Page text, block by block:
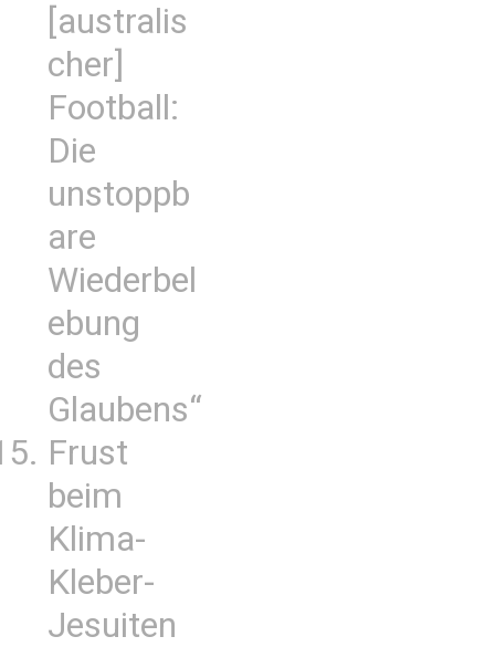
[australis
cher]
Football:
Die
unstoppb
are
Wiederbel
ebung
des
Glaubens“
Frust
beim
Klima-
Kleber-
Jesuiten